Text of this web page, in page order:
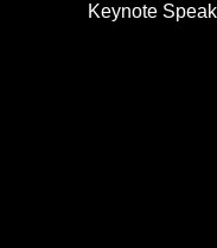
Keynote